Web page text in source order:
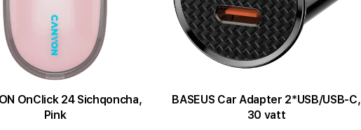
OnClick 24 Sichqoncha,
Pink
BASEUS Car Adapter 2*USB/USB-C,
30 vatt